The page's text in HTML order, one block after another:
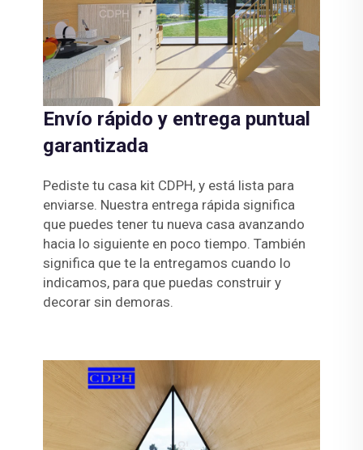
Envío rápido y entrega puntual
garantizada
Pediste tu casa kit CDPH, y está lista para
enviarse. Nuestra entrega rápida significa
que puedes tener tu nueva casa avanzando
hacia lo siguiente en poco tiempo. También
significa que te la entregamos cuando lo
indicamos, para que puedas construir y
decorar sin demoras.